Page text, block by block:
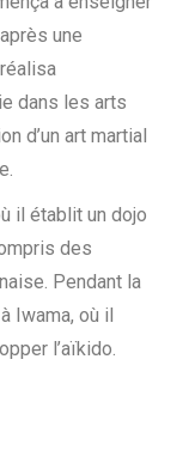
une
dans les arts
d’un art martial
il établit un dojo
des
Pendant la
Iwama, où il
l’aïkido.